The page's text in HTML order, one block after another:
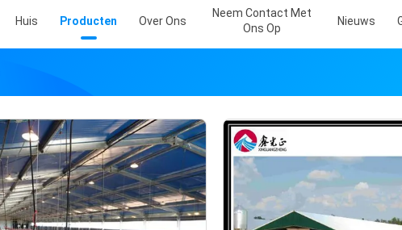
Huis Producten Over Ons
Neem Contact Met
Ons Op
Nieuws